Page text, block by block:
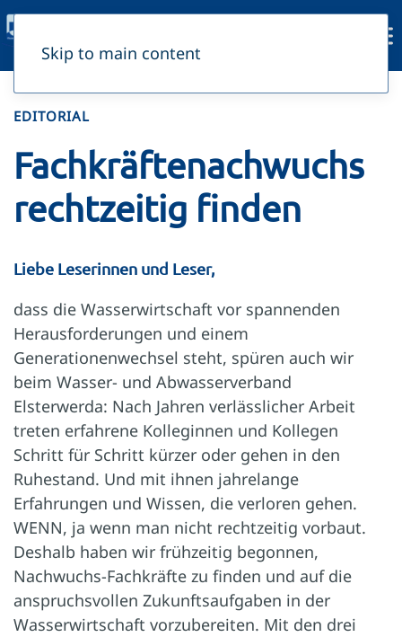
Skip to main content
EDITORIAL
Fachkräftenachwuchs
rechtzeitig finden
Liebe Leserinnen und Leser,
dass die Wasserwirtschaft vor spannenden
Herausforderungen und einem
Generationenwechsel steht, spüren auch wir
beim Wasser- und Abwasserverband
Elsterwerda: Nach Jahren verlässlicher Arbeit
treten erfahrene Kolleginnen und Kollegen
Schritt für Schritt kürzer oder gehen in den
Ruhestand. Und mit ihnen jahrelange
Erfahrungen und Wissen, die verloren gehen.
WENN, ja wenn man nicht rechtzeitig vorbaut.
Deshalb haben wir frühzeitig begonnen,
Nachwuchs-Fachkräfte zu finden und auf die
anspruchsvollen Zukunftsaufgaben in der
Wasserwirtschaft vorzubereiten. Mit den drei